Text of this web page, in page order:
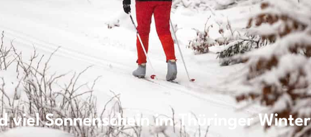
viel Sonnenschein im Thüringer Winter